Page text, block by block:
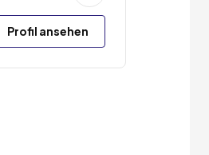
Profil ansehen